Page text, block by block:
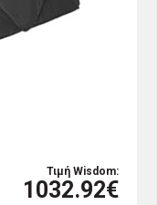
Τιμή Wisdom:
1032.92€